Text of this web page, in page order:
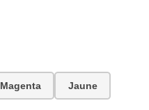
Magenta Jaune